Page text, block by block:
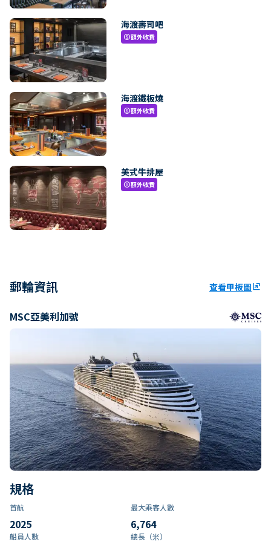
海渡壽司吧
paid額外收費
海渡鐵板燒
paid額外收費
美式牛排屋
paid額外收費
郵輪資訊 查看甲板圖ungroup
MSC亞美利加號
規格
首航
2025
最大乘客人數
6,764
船員人數 總長（米）